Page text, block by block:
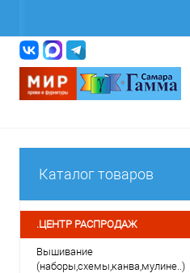
Каталог товаров
.ЦЕНТР РАСПРОДАЖ
Вышивание
(наборы,схемы,канва,мулине..)